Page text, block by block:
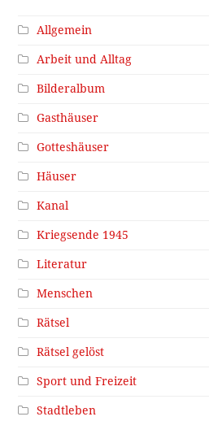
Allgemein
Arbeit und Alltag
Bilderalbum
Gasthäuser
Gotteshäuser
Häuser
Kanal
Kriegsende 1945
Literatur
Menschen
Rätsel
Rätsel gelöst
Sport und Freizeit
Stadtleben